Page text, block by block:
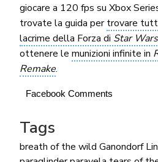
giocare a 120 fps su Xbox
trovate la guida pertrovare
lacrime della Forza di Star
ottenere le munizioni infinite in
Remake.
Facebook Comments
Tags
breath of the wild Ganondorf